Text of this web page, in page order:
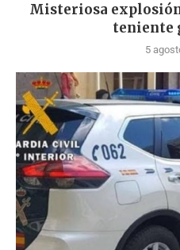
Misteriosa
teniente
5